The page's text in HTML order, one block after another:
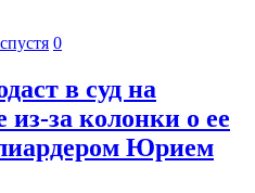
0
в суд на
за колонки о ее
Юрием